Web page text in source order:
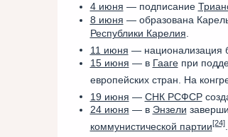
4 июня — подписание
8 июня — образована
Республики Карелия
11 июня — национализация
15 июня — в Гаагепри
европейских стран. На
19 июня — СНК РСФСР
24 июня — в Энзели
коммунистической партии[24].